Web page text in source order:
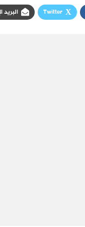
Twitter البريد